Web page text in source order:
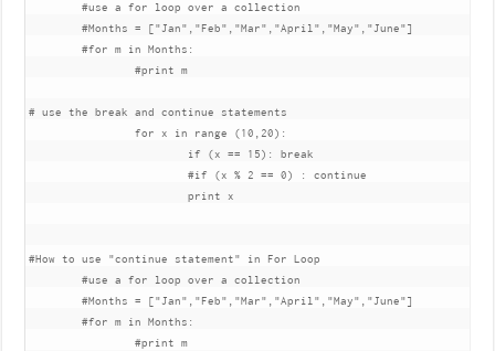
	#use a for loop over a collection
	#Months = ["Jan","Feb","Mar","April","May","June"]
	#for m in Months:
		#print m
# use the break and continue statements
		for x in range (10,20):
			#if (x % 2 == 0) : continue
			print x
#How to use "continue statement" in For Loop
	#use a for loop over a collection
	#Months = ["Jan","Feb","Mar","April","May","June"]
	#for m in Months:
		#print m